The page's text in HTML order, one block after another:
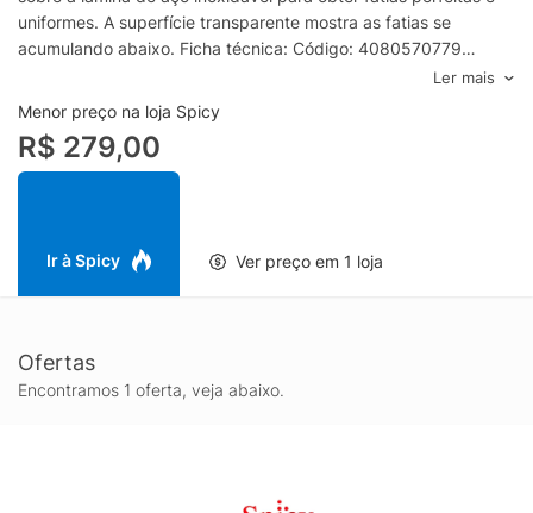
uniformes. A superfície transparente mostra as fatias se
acumulando abaixo. Ficha técnica: Código: 4080570779
Especificações do produto: Ajustável para fatias em até 3
espessuras Transparente para fácil visualização das fatias
abaixo Corte diretamente em uma tábua ou apoie sobre uma
tigela Alça e pés antiderrapantes Pode ser lavado na lava
Garantia: 3 Meses - Contra defeito de fabricação
Ler mais
Menor preço na loja Spicy
R$ 279,00
Ir à Spicy Ver preço em 1 loja
Ofertas
Encontramos 1 oferta, veja abaixo.